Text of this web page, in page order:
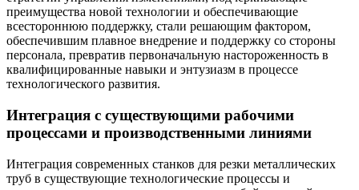
преимущества новой технологии и обеспечивающие
всестороннюю поддержку, стали решающим фактором,
обеспечившим плавное внедрение и поддержку со стороны
персонала, превратив первоначальную настороженность в
квалифицированные навыки и энтузиазм в процессе
технологического развития.
Интеграция с существующими рабочими
процессами и производственными линиями
Интеграция современных станков для резки металлических
труб в существующие технологические процессы и